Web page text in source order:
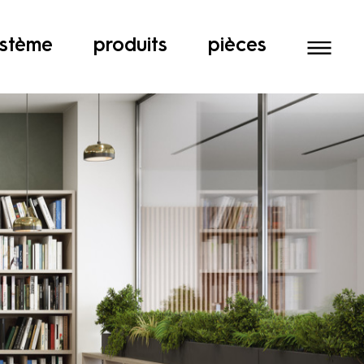
produits pièces